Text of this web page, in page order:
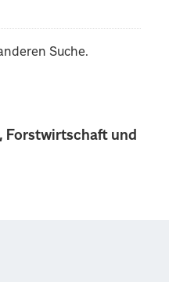
Forstwirtschaft und
Suche.